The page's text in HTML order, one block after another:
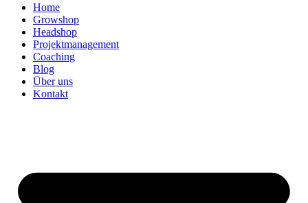
Home
Growshop
Headshop
Projektmanagement
Coaching
Blog
Über uns
Kontakt